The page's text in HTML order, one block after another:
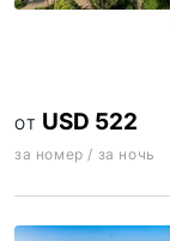
ОТ USD 522
за номер / за ночь